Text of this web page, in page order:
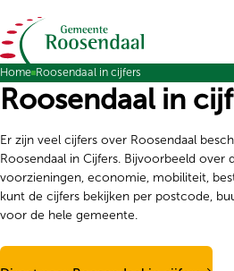
Ga naar de inhoud
Home Roosendaal in cijfers
Roosendaal in
Er zijn veel cijfers over Roosendaal
Roosendaal in Cijfers. Bijvoorbeeld over
voorzieningen, economie, mobiliteit,
kunt de cijfers bekijken per postcode,
voor de hele gemeente.